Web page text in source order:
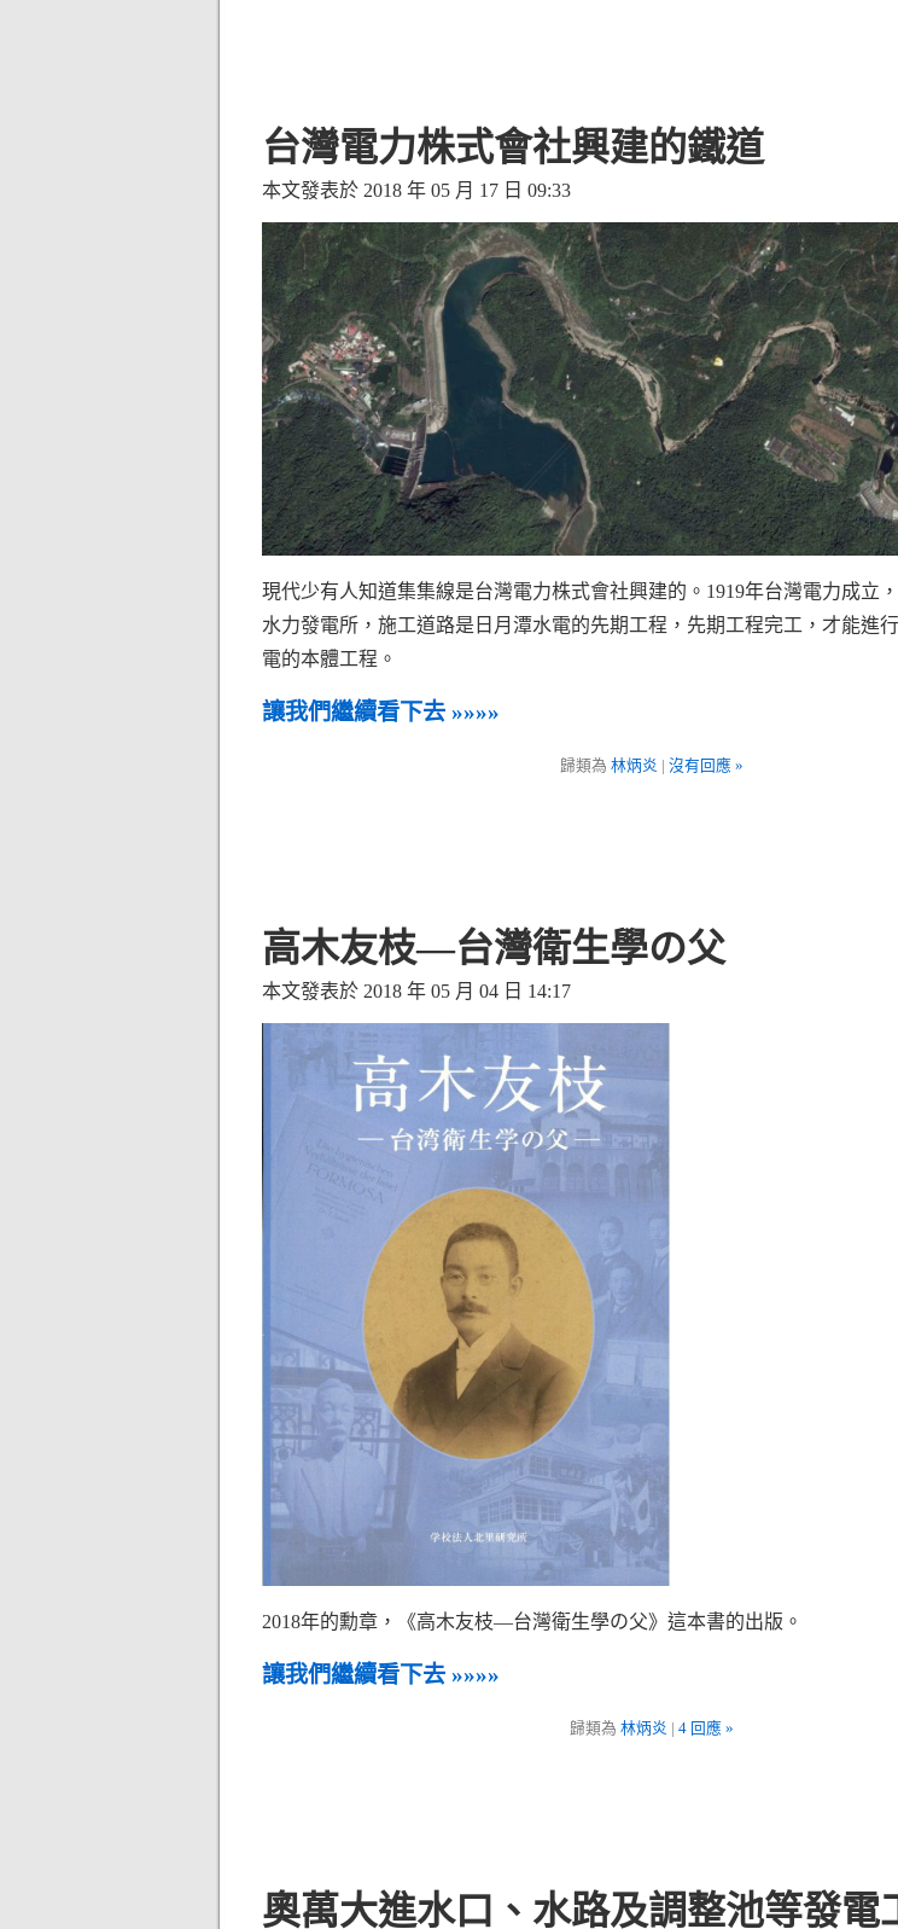
台灣電力株式會社興建的鐵道
本文發表於 2018 年 05 月 17 日 09:33
現代少有人知道集集線是台灣電力株式會社興建的。1919年台灣電力成立
水力發電所，施工道路是日月潭水電的先期工程，先期工程完工，才能進
電的本體工程。
讓我們繼續看下去 »»»»
歸類為 林炳炎 | 沒有回應 »
高木友枝—台灣衛生學の父
本文發表於 2018 年 05 月 04 日 14:17
2018年的勳章，《高木友枝—台灣衛生學の父》這本書的出版。
讓我們繼續看下去 »»»»
歸類為 林炳炎 | 4 回應 »
奧萬大進水口、水路及調整池等發電